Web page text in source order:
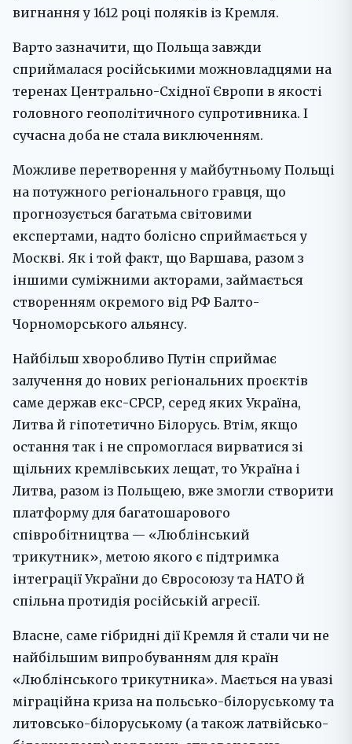
вигнання у 1612 році поляків із Кремля.
Варто зазначити, що Польща завжди
сприймалася російськими можновладцями на
теренах Центрально-Східної Європи в якості
головного геополітичного супротивника. І
сучасна доба не стала виключенням.
Можливе перетворення у майбутньому Польщі
на потужного регіонального гравця, що
прогнозується багатьма світовими
експертами, надто болісно сприймається у
Москві. Як і той факт, що Варшава, разом з
іншими суміжними акторами, займається
створенням окремого від РФ Балто-
Чорноморського альянсу.
Найбільш хворобливо Путін сприймає
залучення до нових регіональних проєктів
саме держав екс-СРСР, серед яких Україна,
Литва й гіпотетично Білорусь. Втім, якщо
остання так і не спромоглася вирватися зі
щільних кремлівських лещат, то Україна і
Литва, разом із Польщею, вже змогли створити
платформу для багатошарового
співробітництва — «Люблінський
трикутник», метою якого є підтримка
інтеграції України до Євросоюзу та НАТО й
спільна протидія російській агресії.
Власне, саме гібридні дії Кремля й стали чи не
найбільшим випробуванням для країн
«Люблінського трикутника». Мається на увазі
міграційна криза на польсько-білоруському та
литовсько-білоруському (а також латвійсько-